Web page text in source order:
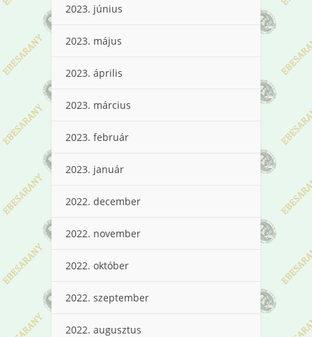
2023. június
2023. május
2023. április
2023. március
2023. február
2023. január
2022. december
2022. november
2022. október
2022. szeptember
2022. augusztus